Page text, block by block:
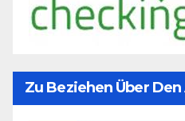
Zu Beziehen Über Den